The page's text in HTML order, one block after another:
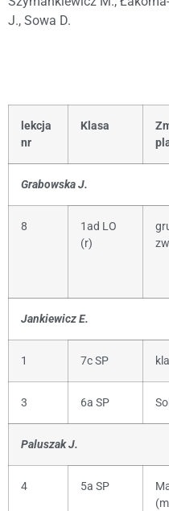
J., Sowa D.
lekcja
nr
Klasa
Grabowska J.
8
1ad LO
(r)
Jankiewicz E.
1 7c SP
3 6a SP
Paluszak J.
4 5a SP